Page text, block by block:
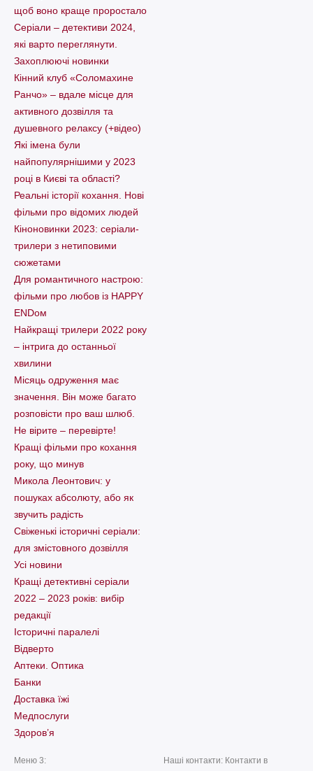
щоб воно краще проростало
Серіали – детективи 2024,
які варто пеpеглянути.
Захоплюючі новинки
Кінний клуб «Соломахине
Ранчо» – вдале місце для
активного дозвілля та
душевного релаксу (+відео)
Які імена були
найпопулярнішими у 2023
році в Києві та області?
Реальні історії кохання. Нові
фільми про відомих людей
Кіноновинки 2023: серіали-
трилери з нетиповими
сюжетами
Для романтичного настрою:
фільми про любов із HAPPY
ENDом
Найкращі трилери 2022 року
– інтрига до останньої
хвилини
Місяць одруження має
значення. Він може багато
розповісти про ваш шлюб.
Не вірите – перевірте!
Кращі фільми про кохання
року, що минув
Микола Леонтович: у
пошуках абсолюту, або як
звучить радість
Свіженькі історичні серіали:
для змістовного дозвілля
Усі новини
Кращі детективні серіали
2022 – 2023 років: вибір
редакції
Історичні паралелі
Відверто
Аптеки. Оптика
Банки
Доставка їжі
Медпослуги
Здоров’я
Меню 3:
Наші контакти: Контакти в